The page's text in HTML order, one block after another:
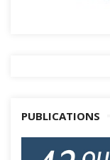
PUBLICATIONS